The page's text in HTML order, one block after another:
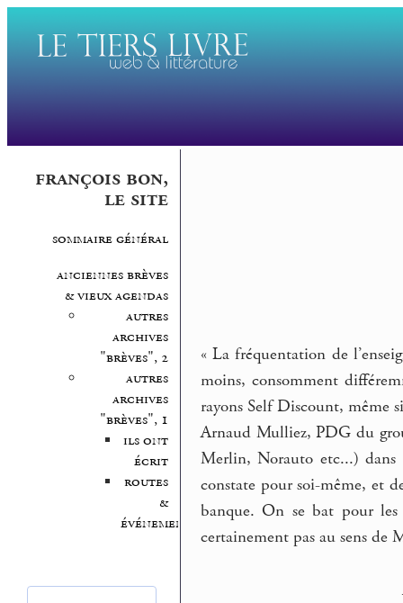
françois bon,
le site
sommaire général
anciennes brèves
& vieux agendas
autres
archives
"brèves", 2
autres
archives
"brèves", 1
ils ont
écrit
routes
&
événements
« La fréquentation de
moins, consomment
rayons Self Discount, même
Arnaud Mulliez, PDG du
Merlin, Norauto etc...) dans
constate pour soi-même, et
banque. On se bat pour les
certainement pas au sens